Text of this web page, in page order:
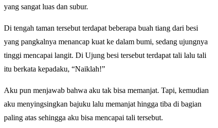
yang sangat luas dan subur.
Di tengah taman tersebut terdapat beberapa buah tiang dari besi
yang pangkalnya menancap kuat ke dalam bumi, sedang ujungnya
tinggi mencapai langit. Di Ujung besi tersebut terdapat tali lalu tali
itu berkata kepadaku, “Naiklah!”
Aku pun menjawab bahwa aku tak bisa memanjat. Tapi, kemudian
aku menyingsingkan bajuku lalu memanjat hingga tiba di bagian
paling atas sehingga aku bisa mencapai tali tersebut.